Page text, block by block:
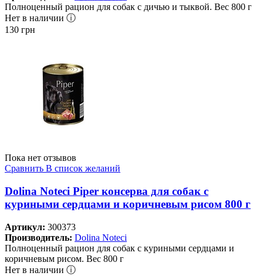
Полноценный рацион для собак с дичью и тыквой. Вес 800 г
Нет в наличии ⓘ
130 грн
Пока нет отзывов
Сравнить В список желаний
Dolina Noteci Piper консерва для собак с
куриными сердцами и коричневым рисом 800 г
Артикул: 300373
Производитель: Dolina Noteci
Полноценный рацион для собак с куриными сердцами и
коричневым рисом. Вес 800 г
Нет в наличии ⓘ